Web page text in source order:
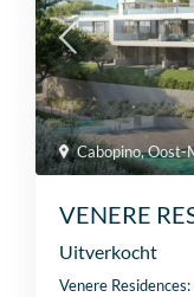
Cabopino,Oost-
VENERE
Uitverkocht
Venere